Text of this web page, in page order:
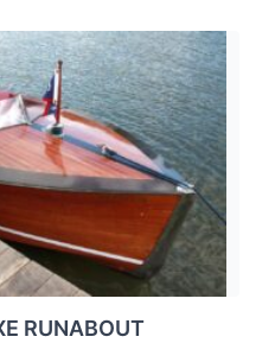
RUNABOUT